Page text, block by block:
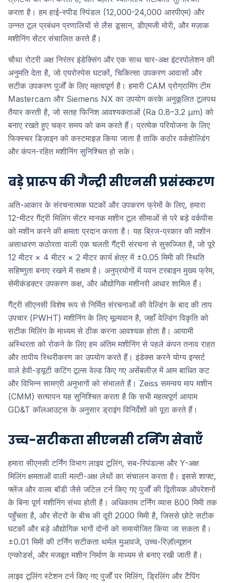
करता है। हम हाई-स्पीड स्पिंडल (12,000-24,000 आरपीएम) और
उन्नत टूल प्रबंधन प्रणालियों से लैस डूसान, डीएमजी मोरी, और मज़ाक
मशीनिंग सेंटर संचालित करते हैं।
चौथा रोटरी अक्ष निरंतर इंडेक्सिंग और एक साथ चार-अक्ष इंटरपोलेशन की
अनुमति देता है, जो एयरोस्पेस घटकों, चिकित्सा उपकरण आवासों और
सटीक उपकरण पुर्जों के लिए महत्वपूर्ण है। हमारी CAM प्रोग्रामिंग टीम
Mastercam और Siemens NX का उपयोग करके अनुकूलित टूलपथ
तैयार करती है, जो सतह फिनिश आवश्यकताओं (Ra 0.8–3.2 μm) को
बनाए रखते हुए चक्र समय को कम करते हैं। प्रत्येक परियोजना के लिए
फिक्स्चर डिज़ाइन को कस्टमाइज़ किया जाता है ताकि कठोर वर्कहोल्डिंग
और कंपन-रहित मशीनिंग सुनिश्चित हो सके।
बड़े प्रारूप की गैन्ट्री सीएनसी प्रसंस्करण
अति-आकार के संरचनात्मक घटकों और उपकरण फ्रेमों के लिए, हमारा
12-मीटर गैंट्री मिलिंग सेंटर मानक मशीन टूल सीमाओं से परे बड़े वर्कपीस
को मशीन करने की क्षमता प्रदान करता है। यह ब्रिज-प्रकार की मशीन
असाधारण कठोरता वाली एक चलती गैंट्री संरचना से सुसज्जित है, जो पूरे
12 मीटर × 4 मीटर × 2 मीटर कार्य क्षेत्र में ±0.05 मिमी की स्थिति
सहिष्णुता बनाए रखने में सक्षम है। अनुप्रयोगों में पवन टरबाइन मुख्य फ्रेम,
सेमीकंडक्टर उपकरण कक्ष, और औद्योगिक मशीनरी आधार शामिल हैं।
गैंट्री सीएनसी विशेष रूप से निर्मित संरचनाओं की वेल्डिंग के बाद की ताप
उपचार (PWHT) मशीनिंग के लिए मूल्यवान है, जहाँ वेल्डिंग विकृति को
सटीक मिलिंग के माध्यम से ठीक करना आवश्यक होता है। आयामी
अस्थिरता को रोकने के लिए हम अंतिम मशीनिंग से पहले कंपन तनाव राहत
और तापीय स्थिरीकरण का उपयोग करते हैं। इंडेक्स करने योग्य इन्सर्ट
वाले हेवी-ड्यूटी कटिंग टूल्स वेल्ड किए गए असेंबलीज़ में आम बाधित कट
और विभिन्न सामग्री अनुभागों को संभालते हैं। Zeiss समन्वय माप मशीन
(CMM) सत्यापन यह सुनिश्चित करता है कि सभी महत्वपूर्ण आयाम
GD&T कॉलआउट्स के अनुसार ड्राइंग विनिर्देशों को पूरा करते हैं।
उच्च-सटीकता सीएनसी टर्निंग सेवाएँ
हमारा सीएनसी टर्निंग विभाग लाइव टूलिंग, सब-स्पिंडल्स और Y-अक्ष
मिलिंग क्षमताओं वाली मल्टी-अक्ष लेथों का संचालन करता है। इससे शाफ्ट,
फ्लेंज और वाल्व बॉडी जैसे जटिल टर्न किए गए पुर्जों की द्वितीयक ऑपरेशनों
के बिना पूर्ण मशीनिंग संभव होती है। अधिकतम टर्निंग व्यास 800 मिमी तक
पहुँचता है, और सेंटरों के बीच की दूरी 2000 मिमी है, जिससे छोटे सटीक
घटकों और बड़े औद्योगिक भागों दोनों को समायोजित किया जा सकता है।
±0.01 मिमी की टर्निंग सटीकता थर्मल मुआवजे, उच्च-रिज़ॉल्यूशन
एन्कोडर्स, और मजबूत मशीन निर्माण के माध्यम से बनाए रखी जाती है।
लाइव टूलिंग स्टेशन टर्न किए गए पुर्जों पर मिलिंग, ड्रिलिंग और टैपिंग